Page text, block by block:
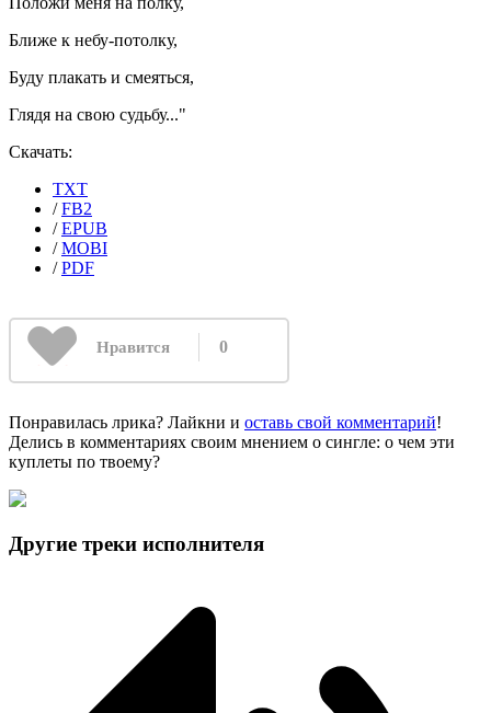
Ближе к небу-потолку,
Буду плакать и смеяться,
Глядя на свою судьбу..."
Скачать:
TXT
/FB2
/EPUB
/MOBI
/PDF
Нравится 0
Понравилась лрика? Лайкни и оставь свой комментарий!
Делись в комментариях своим мнением о сингле: о чем эти
куплеты по твоему?
Другие треки исполнителя